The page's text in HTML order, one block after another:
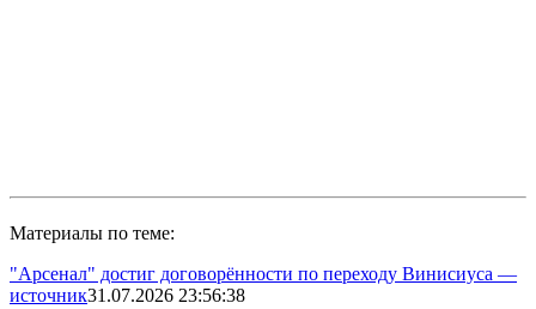
Материалы по теме:
"Арсенал" достиг договорённости по переходу Винисиуса —
источник31.07.2026 23:56:38